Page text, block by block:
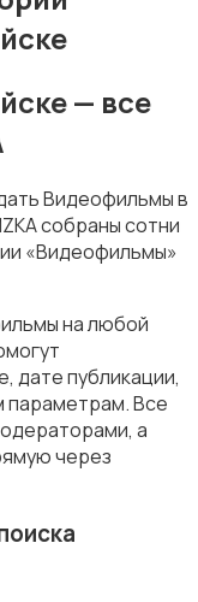
— все
Видеофильмы в
собраны сотни
«Видеофильмы»
на любой
дате публикации,
параметрам. Все
а
через